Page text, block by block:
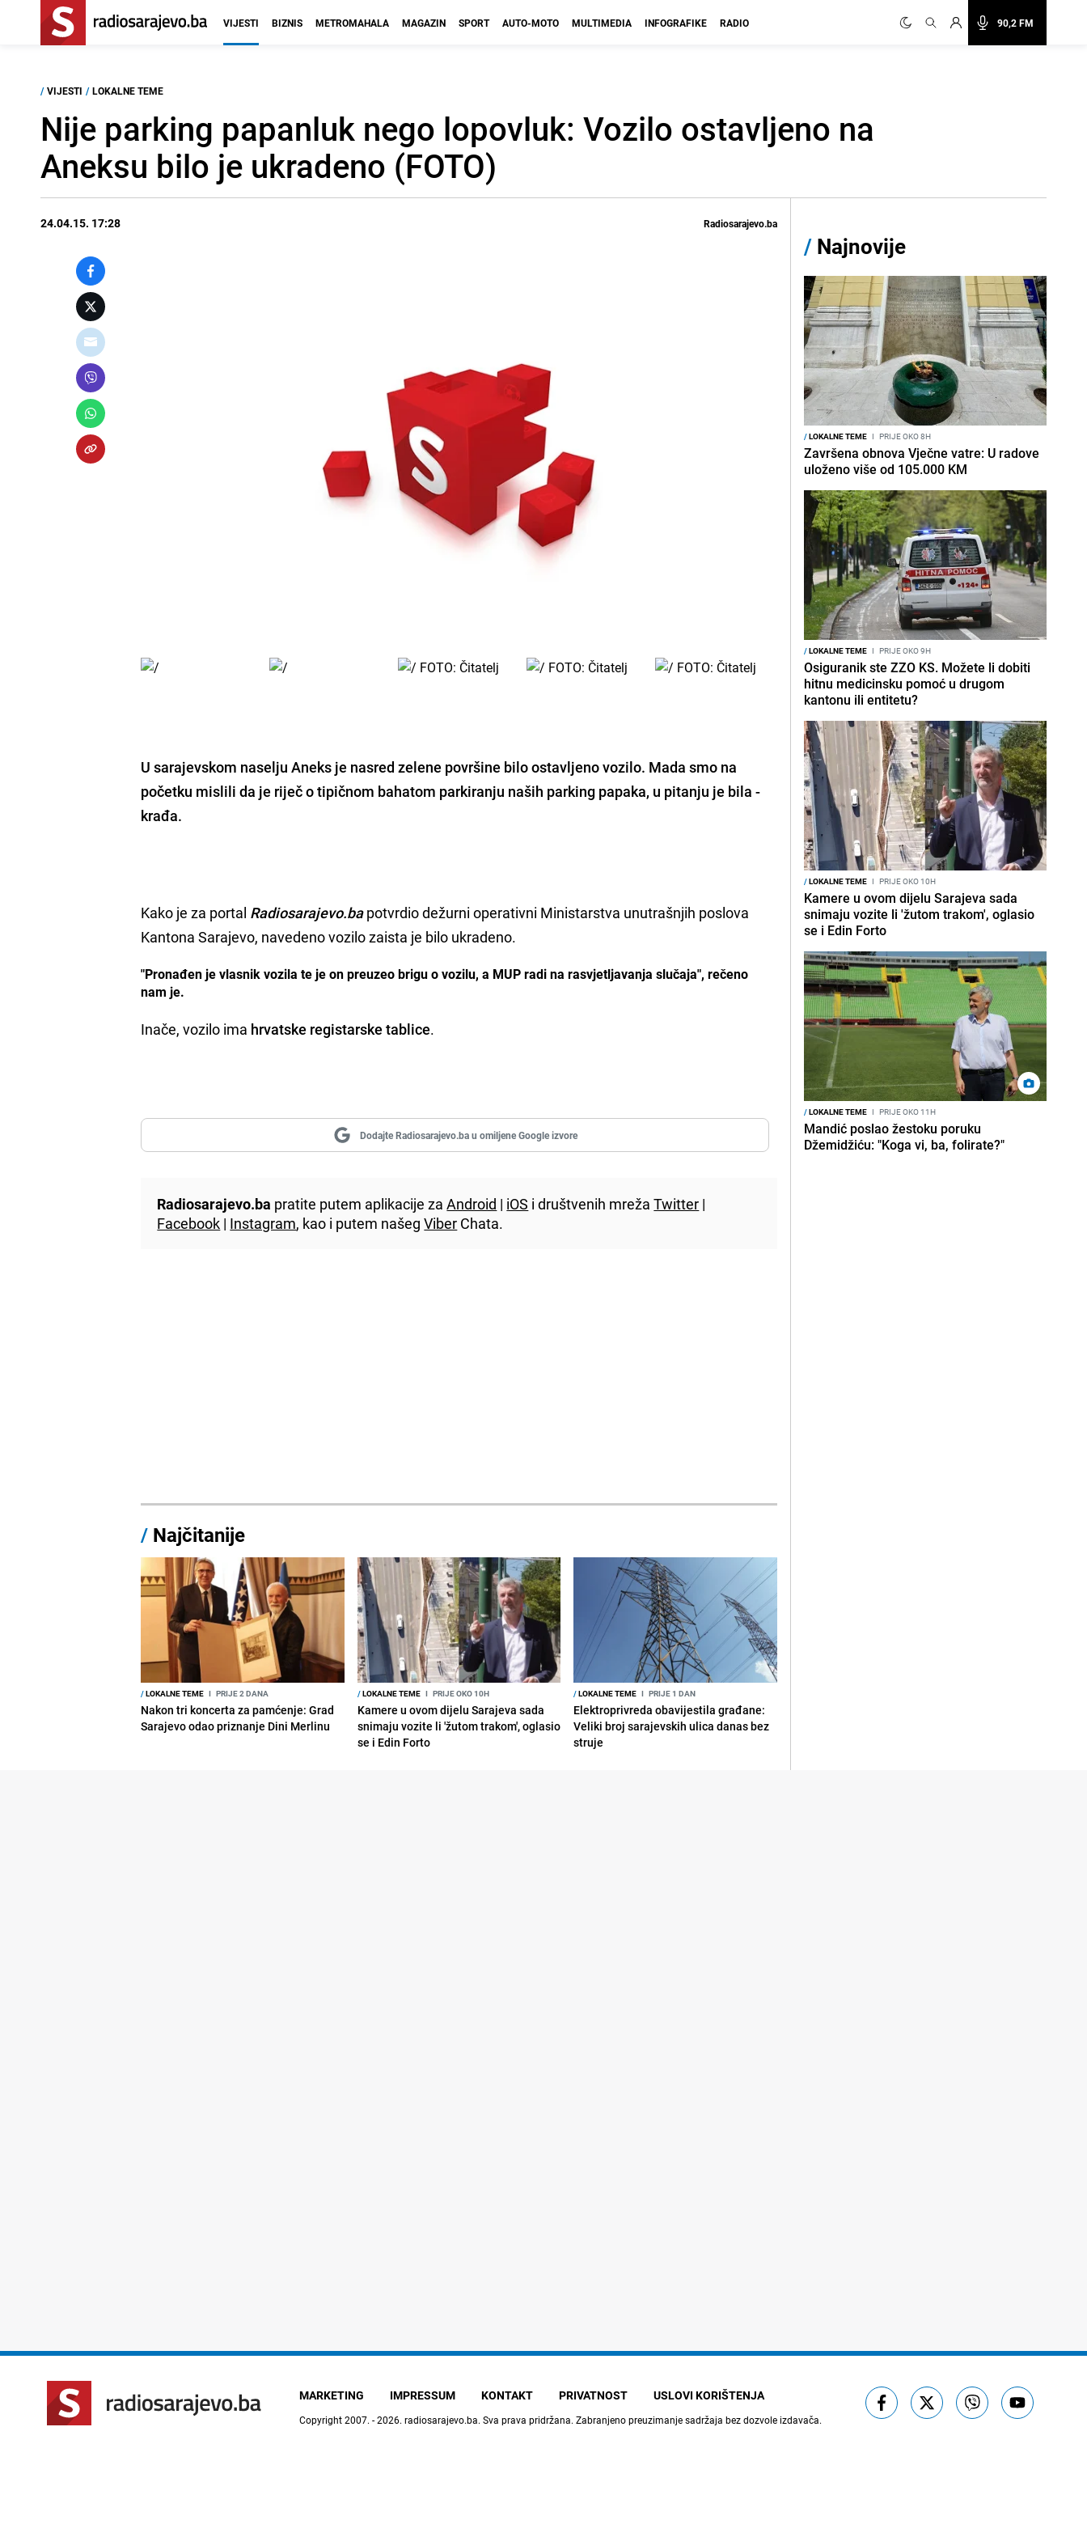
90,2 FM
VIJESTI BIZNIS METROMAHALA MAGAZIN SPORT AUTO-MOTO MULTIMEDIA INFOGRAFIKE RADIO
/ VIJESTI / LOKALNE TEME
Nije parking papanluk nego lopovluk: Vozilo ostavljeno na
Aneksu bilo je ukradeno (FOTO)
24.04.15. 17:28 Radiosarajevo.ba
U sarajevskom naselju Aneks je nasred zelene površine bilo ostavljeno vozilo. Mada smo na
početku mislili da je riječ o tipičnom bahatom parkiranju naših parking papaka, u pitanju je bila -
krađa.
Kako je za portal Radiosarajevo.bapotvrdio dežurni operativni Ministarstva unutrašnjih poslova
Kantona Sarajevo, navedeno vozilo zaista je bilo ukradeno.
"Pronađen je vlasnik vozila te je on preuzeo brigu o vozilu, a MUP radi na rasvjetljavanja slučaja", rečeno
nam je.
Inače, vozilo ima hrvatske registarske tablice.
Dodajte Radiosarajevo.ba u omiljene Google izvore
Radiosarajevo.ba pratite putem aplikacije zaAndroid | iOS i društvenih mrežaTwitter |
Facebook | Instagram, kao i putem našegViber Chata.
/ Najčitanije
/LOKALNE TEME I PRIJE 2 DANA
Nakon tri koncerta za pamćenje: Grad
Sarajevo odao priznanje Dini Merlinu
/LOKALNE TEME I PRIJE OKO 10H
Kamere u ovom dijelu Sarajeva sada
snimaju vozite li 'žutom trakom', oglasio
se i Edin Forto
/LOKALNE TEME I PRIJE 1 DAN
Elektroprivreda obavijestila građane:
Veliki broj sarajevskih ulica danas bez
struje
/ Najnovije
/LOKALNE TEME I PRIJE OKO 8H
Završena obnova Vječne vatre: U radove
uloženo više od 105.000 KM
/LOKALNE TEME I PRIJE OKO 9H
Osiguranik ste ZZO KS. Možete li dobiti
hitnu medicinsku pomoć u drugom
kantonu ili entitetu?
/LOKALNE TEME I PRIJE OKO 10H
Kamere u ovom dijelu Sarajeva sada
snimaju vozite li 'žutom trakom', oglasio
se i Edin Forto
/LOKALNE TEME I PRIJE OKO 11H
Mandić poslao žestoku poruku
Džemidžiću: "Koga vi, ba, folirate?"
MARKETING IMPRESSUM KONTAKT PRIVATNOST USLOVI KORIŠTENJA
Copyright 2007. - 2026. radiosarajevo.ba. Sva prava pridržana. Zabranjeno preuzimanje sadržaja bez dozvole izdavača.